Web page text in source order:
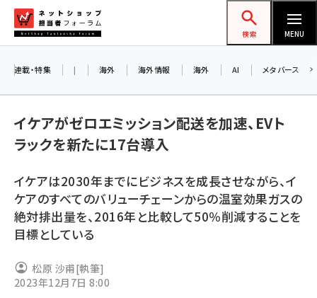
ン
ネットショップ担当者フォーラム
検索 MENU
yahoo (1910)
楽天 (1878)
ecbeing (1213)
アスクル (1126)
base (1085)
連載・特集 | 海外 海外情報 海外 AI メタバース
イケアがゼロエミッション配送を加速、EVト
ラックを新たに17台導入
イケアは2030年までにビジネスを成長させながら、イ
ケアのすべてのバリューチェーンからの温室効果ガスの
絶対排出量を、2016年と比較して50％削減することを
目標としている
松原 沙甫[執筆]
2023年12月7日 8:00
8/26
交流